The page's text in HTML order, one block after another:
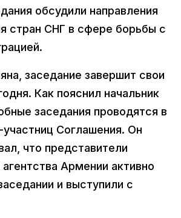
обсудили направления
стран СНГ в сфере борьбы с
заседание завершит свои
Как пояснил начальник
заседания проводятся в
участниц Соглашения. Он
что представители
Армении активно
и выступили с